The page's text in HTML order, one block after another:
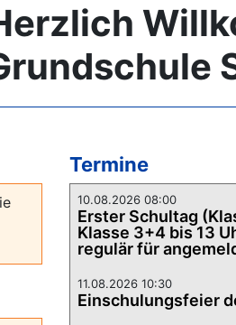
Termine
10.08.2026 08:00
Erster Schultag
Klasse 3+4 bis 13
regulär für
11.08.2026 10:30
Einschulungsfeier